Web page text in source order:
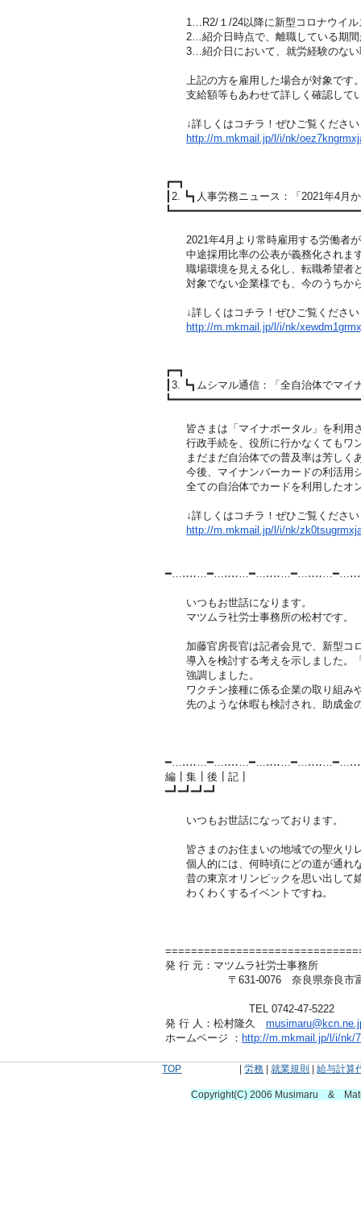
1…R2/１/24以降に新型コロナウイル
2…紹介日時点で、離職している期間
3…紹介日において、就労経験のない
上記の方を雇用した場合が対象です
支給額等もあわせて詳しく確認して
↓詳しくはコチラ！ぜひご覧ください
http://m.mkmail.jp/l/i/nk/
┏━┓
┃2. ┗┓人事労務ニュース：「2021年4月
┗━━━━━━━━━━━━━━━━━━━━━━━━━━━━━
2021年4月より常時雇用する労働者が
中途採用比率の公表が義務化されま
職場環境を見える化し、転職希望者
対象でない企業様でも、今のうちか
↓詳しくはコチラ！ぜひご覧ください
http://m.mkmail.jp/l/i/nk/
┏━┓
┃3. ┗┓ムシマル通信：「全自治体でマイ
┗━━━━━━━━━━━━━━━━━━━━━━━━━━━━━
皆さまは「マイナポータル」を利用
行政手続を、役所に行かなくてもワ
まだまだ自治体での普及率は芳しく
今後、マイナンバーカードの利活用
全ての自治体でカードを利用したオ
↓詳しくはコチラ！ぜひご覧ください
http://m.mkmail.jp/l/i/nk/
いつもお世話になります。
マツムラ社労士事務所の松村です。
加藤官房長官は記者会見で、新型コ
導入を検討する考えを示しました。
強調しました。
ワクチン接種に係る企業の取り組み
先のような休暇も検討され、助成金
編┃集┃後┃記┃
━┛━┛━┛━┛
いつもお世話になっております。
皆さまのお住まいの地域での聖火リ
個人的には、何時頃にどの道が通れ
昔の東京オリンピックを思い出して
わくわくするイベントですね。
==============================
発 行 元：マツムラ社労士事務所
〒631-0076 奈良県奈良市富雄
TEL 0742-47-5222
発 行 人：松村隆久
ホームページ ： http://m.mkmail.jp/l/i/nk/
TOP |労務 |就業規則 |給与計算
Copyright(C) 2006 Musimaru &